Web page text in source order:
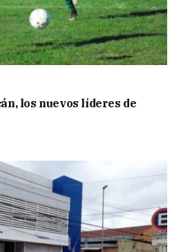
los nuevos líderes de